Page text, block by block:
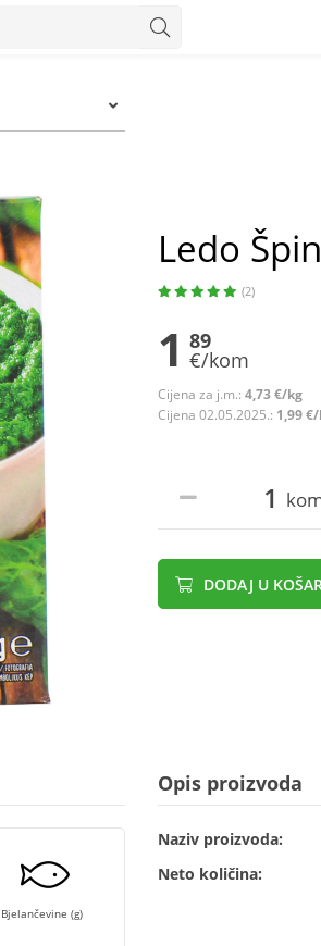
Ledo
(2)
1 89
€/kom
Cijena za j.m.: 4,73 €/kg
Cijena 02.05.2025.: 1,99
DODAJ U
Bjelančevine (g)
Opis proizvoda
Naziv proizvoda:
Neto količina: